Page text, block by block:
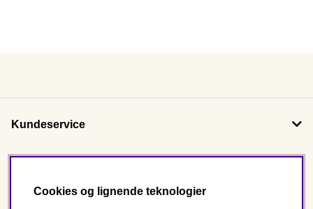
Kundeservice
Cookies og lignende teknologier